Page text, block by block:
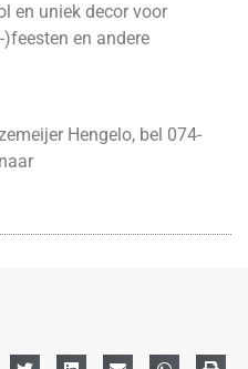
en uniek decor voor
en andere
Hengelo, bel 074-